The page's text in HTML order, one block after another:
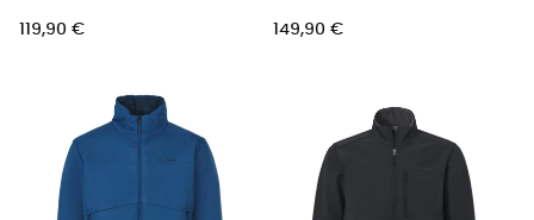
119,90 € 149,90 €